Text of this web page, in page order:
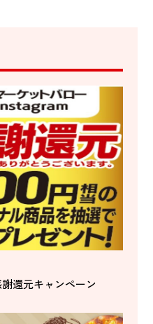
謝還元キャンペーン